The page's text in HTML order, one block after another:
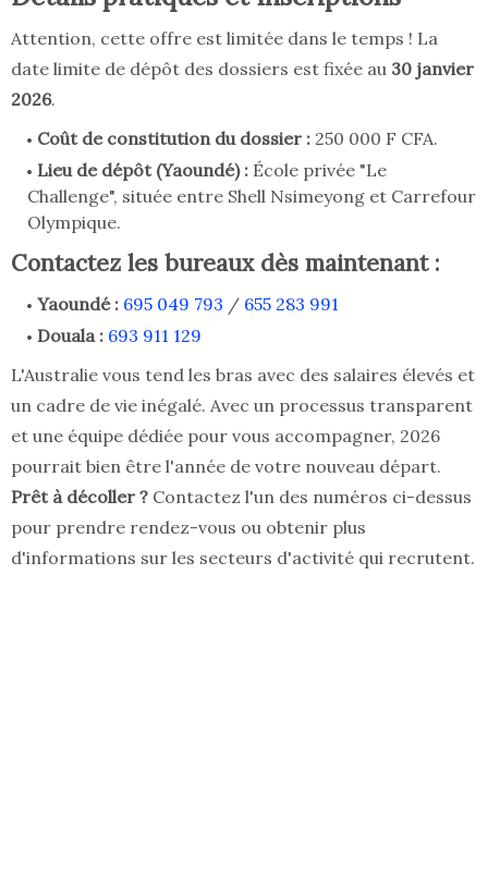
Attention, cette offre est limitée dans le temps ! La
date limite de dépôt des dossiers est fixée au 30 janvier
2026.
Coût de constitution du dossier : 250 000 F CFA.
Lieu de dépôt (Yaoundé) : École privée "Le
Challenge", située entre Shell Nsimeyong et Carrefour
Olympique.
Contactez les bureaux dès maintenant :
Yaoundé : 695 049 793 / 655 283 991
Douala : 693 911 129
L'Australie vous tend les bras avec des salaires élevés et
un cadre de vie inégalé. Avec un processus transparent
et une équipe dédiée pour vous accompagner, 2026
pourrait bien être l'année de votre nouveau départ.
Prêt à décoller ? Contactez l'un des numéros ci-dessus
pour prendre rendez-vous ou obtenir plus
d'informations sur les secteurs d'activité qui recrutent.